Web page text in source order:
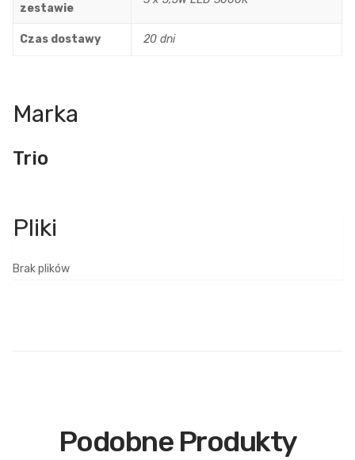
zestawie
Czas dostawy 20 dni
Marka
Trio
Brak plików
Podobne Produkty